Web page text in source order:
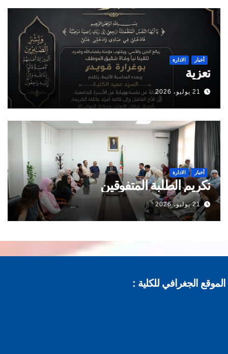
أخبار الادارة
تعزية
21 يوليو، 2026
أخبار الادارة
تكريم الطلبة المتفوقين
21 يوليو، 2026
الجغرافي للكلية :